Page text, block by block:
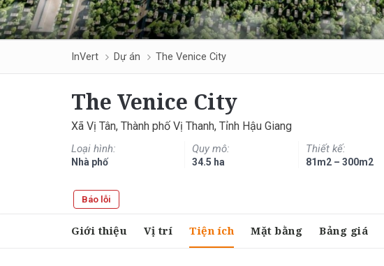
InVert Dự án The Venice City
The Venice City
Xã Vị Tân, Thành phố Vị Thanh, Tỉnh Hậu Giang
Loại hình:
Nhà phố
Quy mô:
34.5 ha
Thiết kế:
81m2 – 300m2
Báo lỗi
Giới thiệu Vị trí Tiện ích Mặt bằng Bảng giá